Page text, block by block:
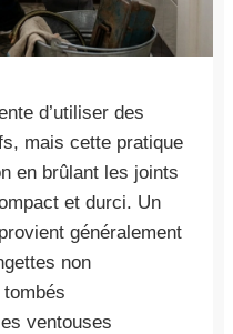
d’utiliser des
mais cette pratique
en brûlant les joints
et durci. Un
généralement
non
tombés
ventouses